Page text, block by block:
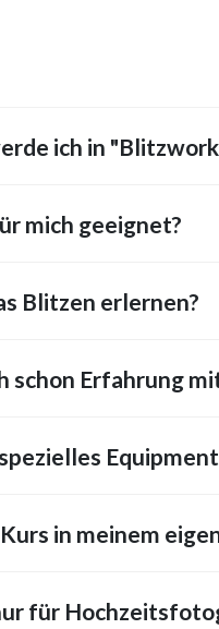
ich in
mich geeignet?
Blitzen erlernen?
schon Erfahrung
in meinem
für